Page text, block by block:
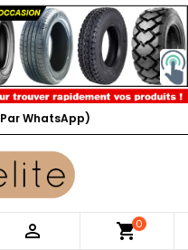
WhatsApp)
 shopping_cart0